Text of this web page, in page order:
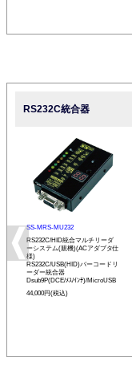
RS232C統合器
SS-MRS-MU232
RS232C/HID統合マルチリーダ
ーシステム(親機)(ACアダプタ仕
様)
RS232C/USB(HID)バーコードリ
ーダー統合器
Dsub9P(DCE/ﾒｽ/ｲﾝﾁ)/MicroUSB
44,000円(税込)